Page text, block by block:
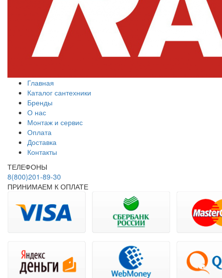
Главная
Каталог сантехники
Бренды
О нас
Монтаж и сервис
Оплата
Доставка
Контакты
ТЕЛЕФОНЫ
8(800)201-89-30
ПРИНИМАЕМ К ОПЛАТЕ